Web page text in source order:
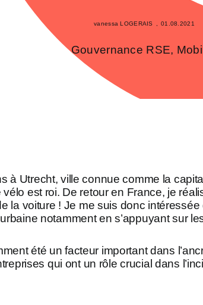
vanessa LOGERAIS 01.08.2021
Gouvernance RSE,
à Utrecht, ville connue comme la
est roi. De retour en France, je
la voiture ! Je me suis donc
notamment en s’appuyant sur
été un facteur important dans
qui ont un rôle crucial dans